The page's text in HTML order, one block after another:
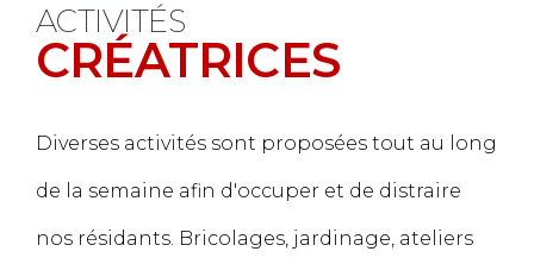
ACTIVITÉS
CRÉATRICES
Diverses activités sont proposées tout au long
de la semaine afin d'occuper et de distraire
nos résidants. Bricolages, jardinage, ateliers